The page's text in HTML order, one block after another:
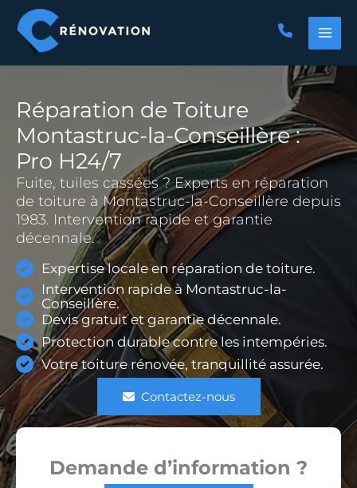
contenu
Réparation de Toiture
Montastruc-la-Conseillère :
Pro H24/7
Fuite, tuiles cassées ? Experts en réparation
de toiture à Montastruc-la-Conseillère depuis
1983. Intervention rapide et garantie
décennale.
Expertise locale en réparation de toiture.
Intervention rapide à Montastruc-la-
Conseillère.
Devis gratuit et garantie décennale.
Protection durable contre les intempéries.
Votre toiture rénovée, tranquillité assurée.
Contactez-nous
Demande d’information ?